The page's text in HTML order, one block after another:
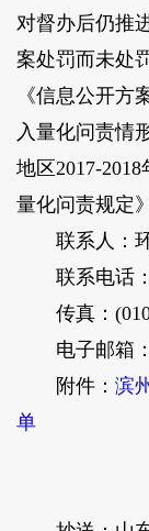
对督办后仍推
案处罚而未处
《信息公开方
入量化问责情
地区2017-
量化问责规定
联系人：环
联系电话：
传真：
电子邮箱
附件： 滨
单